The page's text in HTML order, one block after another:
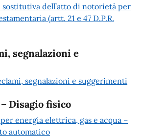
dell’atto di notorietà per
(artt. 21 e 47 D.P.R.
segnalazioni e
segnalazioni e suggerimenti
Disagio fisico
energia elettrica, gas e acqua –
automatico